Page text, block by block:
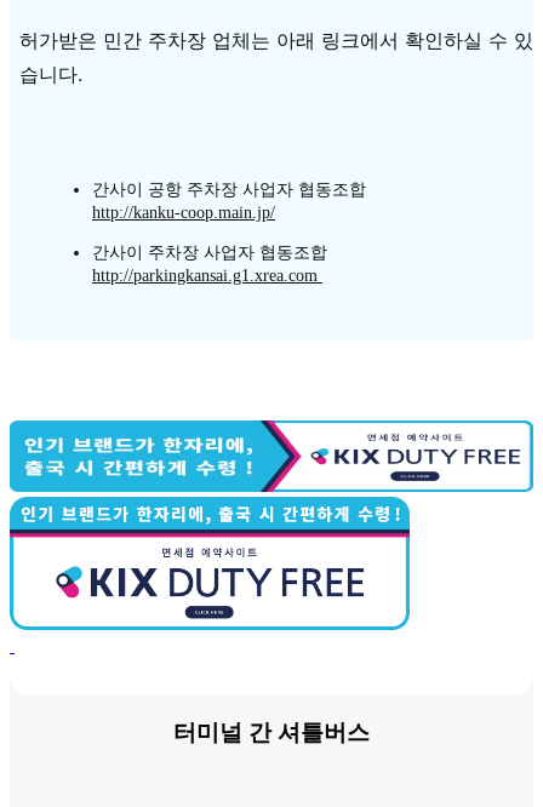
허가받은 민간 주차장 업체는 아래 링크에서 확인하실 수 있
습니다.
간사이 공항 주차장 사업자 협동조합
http://kanku-coop.main.jp/
간사이 주차장 사업자 협동조합
http://parkingkansai.g1.xrea.com
터미널 간 셔틀버스